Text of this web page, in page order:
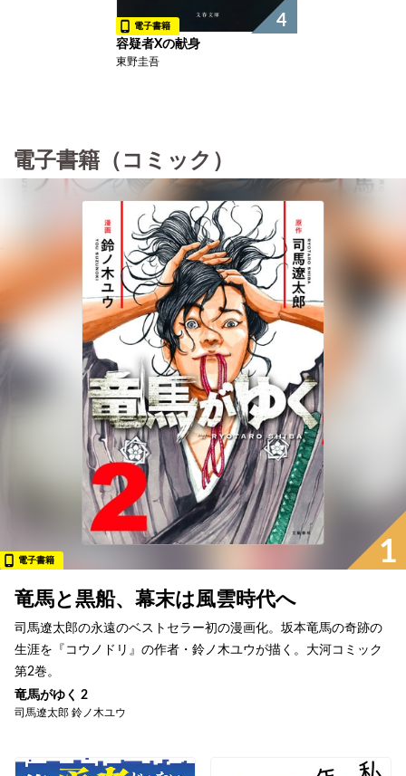
4
電子書籍
容疑者Xの献身
東野圭吾
電子書籍（コミック）
1
電子書籍
竜馬と黒船、幕末は風雲時代へ
司馬遼太郎の永遠のベストセラー初の漫画化。坂本竜馬の奇跡の
生涯を『コウノドリ』の作者・鈴ノ木ユウが描く。大河コミック
第2巻。
竜馬がゆく 2
司馬遼太郎 鈴ノ木ユウ